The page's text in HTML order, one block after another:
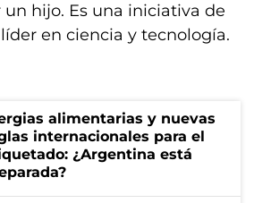
hijo. Es una iniciativa de
en ciencia y tecnología.
alimentarias y nuevas
internacionales para el
¿Argentina está